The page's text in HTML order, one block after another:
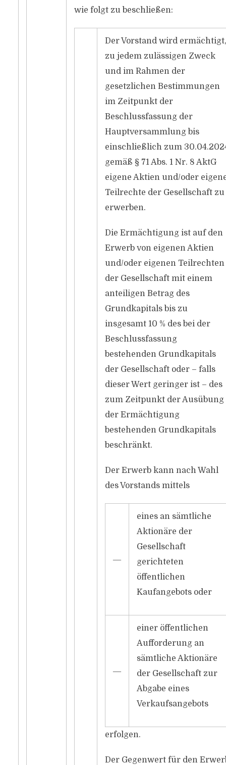
wie folgt zu beschließen:
Der Vorstand wird ermächtigt,
zu jedem zulässigen Zweck
und im Rahmen der
gesetzlichen Bestimmungen
im Zeitpunkt der
Beschlussfassung der
Hauptversammlung bis
einschließlich zum
gemäß § 71 Abs. 1 Nr. 8 AktG
eigene Aktien und/oder
Teilrechte der Gesellschaft zu
erwerben.
Die Ermächtigung ist auf den
Erwerb von eigenen Aktien
und/oder eigenen Teilrechten
der Gesellschaft mit einem
anteiligen Betrag des
Grundkapitals bis zu
insgesamt 10 % des bei der
Beschlussfassung
bestehenden Grundkapitals
der Gesellschaft oder – falls
dieser Wert geringer ist – des
zum Zeitpunkt der Ausübung
der Ermächtigung
bestehenden Grundkapitals
beschränkt.
Der Erwerb kann nach Wahl
des Vorstands mittels
―
eines an sämtliche
Aktionäre der
Gesellschaft
gerichteten
öffentlichen
Kaufangebots oder
―
einer öffentlichen
Aufforderung an
sämtliche Aktionäre
der Gesellschaft zur
Abgabe eines
Verkaufsangebots
erfolgen.
Der Gegenwert für den